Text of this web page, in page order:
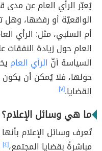
يُعبّر الرأي العام عن مدى
الواقعيّة أو رفضها، وهل
أم السلبي، مثل: الرأي
العام حول زيادة النفقات
السياسة أنّ الرأي العام
حولها، فلا يُمكن أن يكون
القضايا.[٧]
ما هي وسائل الإعلام؟
تُعرف وسائل الإعلام
مباشرةً بقضايا المجتمع،[٤]